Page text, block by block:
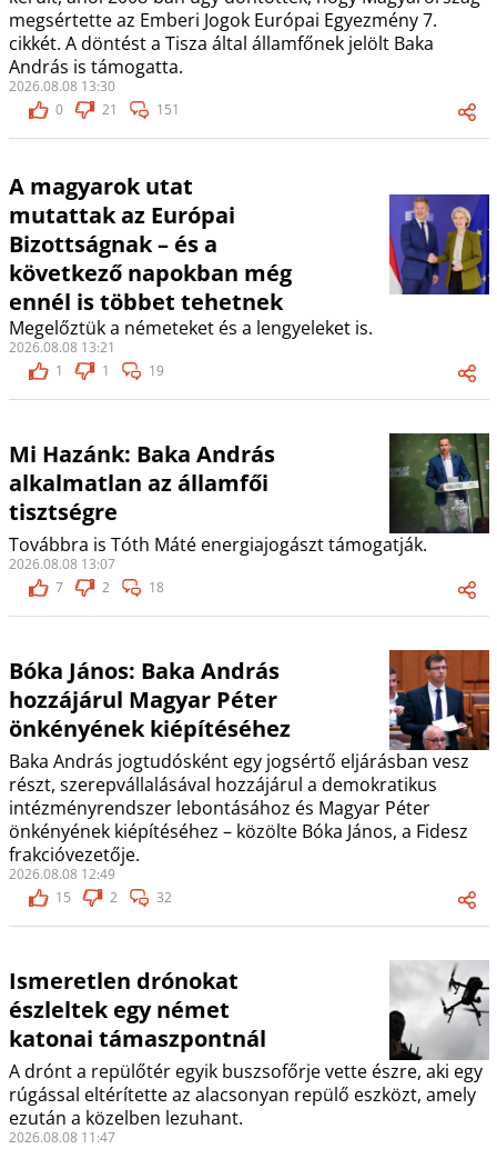
megsértette az Emberi Jogok Európai Egyezmény 7.
cikkét. A döntést a Tisza által államfőnek jelölt Baka
András is támogatta.
2026.08.08 13:30
0
21 151
A magyarok utat
mutattak az Európai
Bizottságnak – és a
következő napokban még
ennél is többet tehetnek
Megelőztük a németeket és a lengyeleket is.
2026.08.08 13:21
1
1 19
Mi Hazánk: Baka András
alkalmatlan az államfői
tisztségre
Továbbra is Tóth Máté energiajogászt támogatják.
2026.08.08 13:07
7
2 18
Bóka János: Baka András
hozzájárul Magyar Péter
önkényének kiépítéséhez
Baka András jogtudósként egy jogsértő eljárásban vesz
részt, szerepvállalásával hozzájárul a demokratikus
intézményrendszer lebontásához és Magyar Péter
önkényének kiépítéséhez – közölte Bóka János, a Fidesz
frakcióvezetője.
2026.08.08 12:49
15
2 32
Ismeretlen drónokat
észleltek egy német
katonai támaszpontnál
A drónt a repülőtér egyik buszsofőrje vette észre, aki egy
rúgással eltérítette az alacsonyan repülő eszközt, amely
ezután a közelben lezuhant.
2026.08.08 11:47